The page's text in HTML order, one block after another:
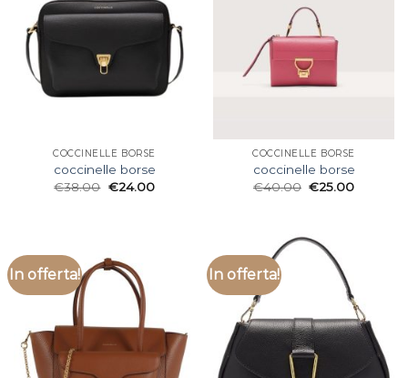
COCCINELLE BORSE
coccinelle borse
€38.00 €24.00
COCCINELLE BORSE
coccinelle borse
€40.00 €25.00
In offerta! In offerta!